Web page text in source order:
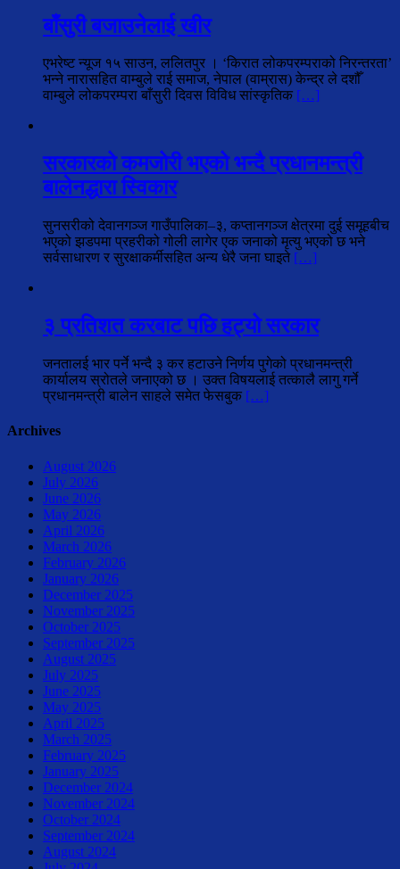
बाँसुरी बजाउनेलाई खीर
एभरेष्ट न्यूज १५ साउन, ललितपुर । ‘किरात लोकपरम्पराको निरन्तरता’
भन्ने नारासहित वाम्बुले राई समाज, नेपाल (वाम्रास) केन्द्र ले दशौँ
वाम्बुले लोकपरम्परा बाँसुरी दिवस विविध सांस्कृतिक […]
सरकारको कमजोरी भएको भन्दै प्रधानमन्त्री
बालेनद्धारा स्विकार
सुनसरीको देवानगञ्ज गाउँपालिका–३, कप्तानगञ्ज क्षेत्रमा दुई समूहबीच
भएको झडपमा प्रहरीको गोली लागेर एक जनाको मृत्यु भएको छ भने
सर्वसाधारण र सुरक्षाकर्मीसहित अन्य धेरै जना घाइते […]
३ प्रतिशत करबाट पछि हट्यो सरकार
जनतालई भार पर्ने भन्दै ३ कर हटाउने निर्णय पुगेको प्रधानमन्त्री
कार्यालय स्रोतले जनाएको छ । उक्त विषयलाई तत्कालै लागु गर्ने
प्रधानमन्त्री बालेन साहले समेत फेसबुक […]
Archives
August 2026
July 2026
June 2026
May 2026
April 2026
March 2026
February 2026
January 2026
December 2025
November 2025
October 2025
September 2025
August 2025
July 2025
June 2025
May 2025
April 2025
March 2025
February 2025
January 2025
December 2024
November 2024
October 2024
September 2024
August 2024